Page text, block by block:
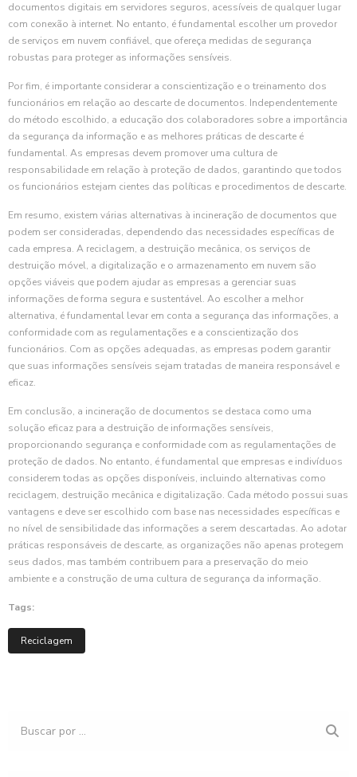
documentos digitais em servidores seguros, acessíveis de qualquer lugar
com conexão à internet. No entanto, é fundamental escolher um provedor
de serviços em nuvem confiável, que ofereça medidas de segurança
robustas para proteger as informações sensíveis.
Por fim, é importante considerar a conscientização e o treinamento dos
funcionários em relação ao descarte de documentos. Independentemente
do método escolhido, a educação dos colaboradores sobre a importância
da segurança da informação e as melhores práticas de descarte é
fundamental. As empresas devem promover uma cultura de
responsabilidade em relação à proteção de dados, garantindo que todos
os funcionários estejam cientes das políticas e procedimentos de descarte.
Em resumo, existem várias alternativas à incineração de documentos que
podem ser consideradas, dependendo das necessidades específicas de
cada empresa. A reciclagem, a destruição mecânica, os serviços de
destruição móvel, a digitalização e o armazenamento em nuvem são
opções viáveis que podem ajudar as empresas a gerenciar suas
informações de forma segura e sustentável. Ao escolher a melhor
alternativa, é fundamental levar em conta a segurança das informações, a
conformidade com as regulamentações e a conscientização dos
funcionários. Com as opções adequadas, as empresas podem garantir
que suas informações sensíveis sejam tratadas de maneira responsável e
eficaz.
Em conclusão, a incineração de documentos se destaca como uma
solução eficaz para a destruição de informações sensíveis,
proporcionando segurança e conformidade com as regulamentações de
proteção de dados. No entanto, é fundamental que empresas e indivíduos
considerem todas as opções disponíveis, incluindo alternativas como
reciclagem, destruição mecânica e digitalização. Cada método possui suas
vantagens e deve ser escolhido com base nas necessidades específicas e
no nível de sensibilidade das informações a serem descartadas. Ao adotar
práticas responsáveis de descarte, as organizações não apenas protegem
seus dados, mas também contribuem para a preservação do meio
ambiente e a construção de uma cultura de segurança da informação.
Tags:
Reciclagem